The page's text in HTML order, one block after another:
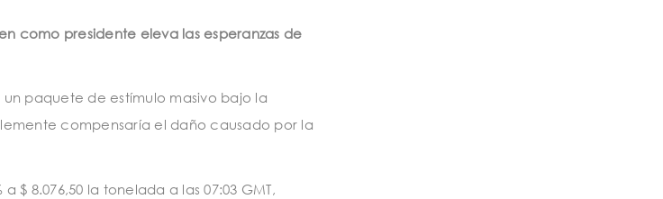
como presidente eleva las esperanzas de
paquete de estímulo masivo bajo la
compensaría el daño causado por la
$ 8.076,50 la tonelada a las 07:03 GMT,